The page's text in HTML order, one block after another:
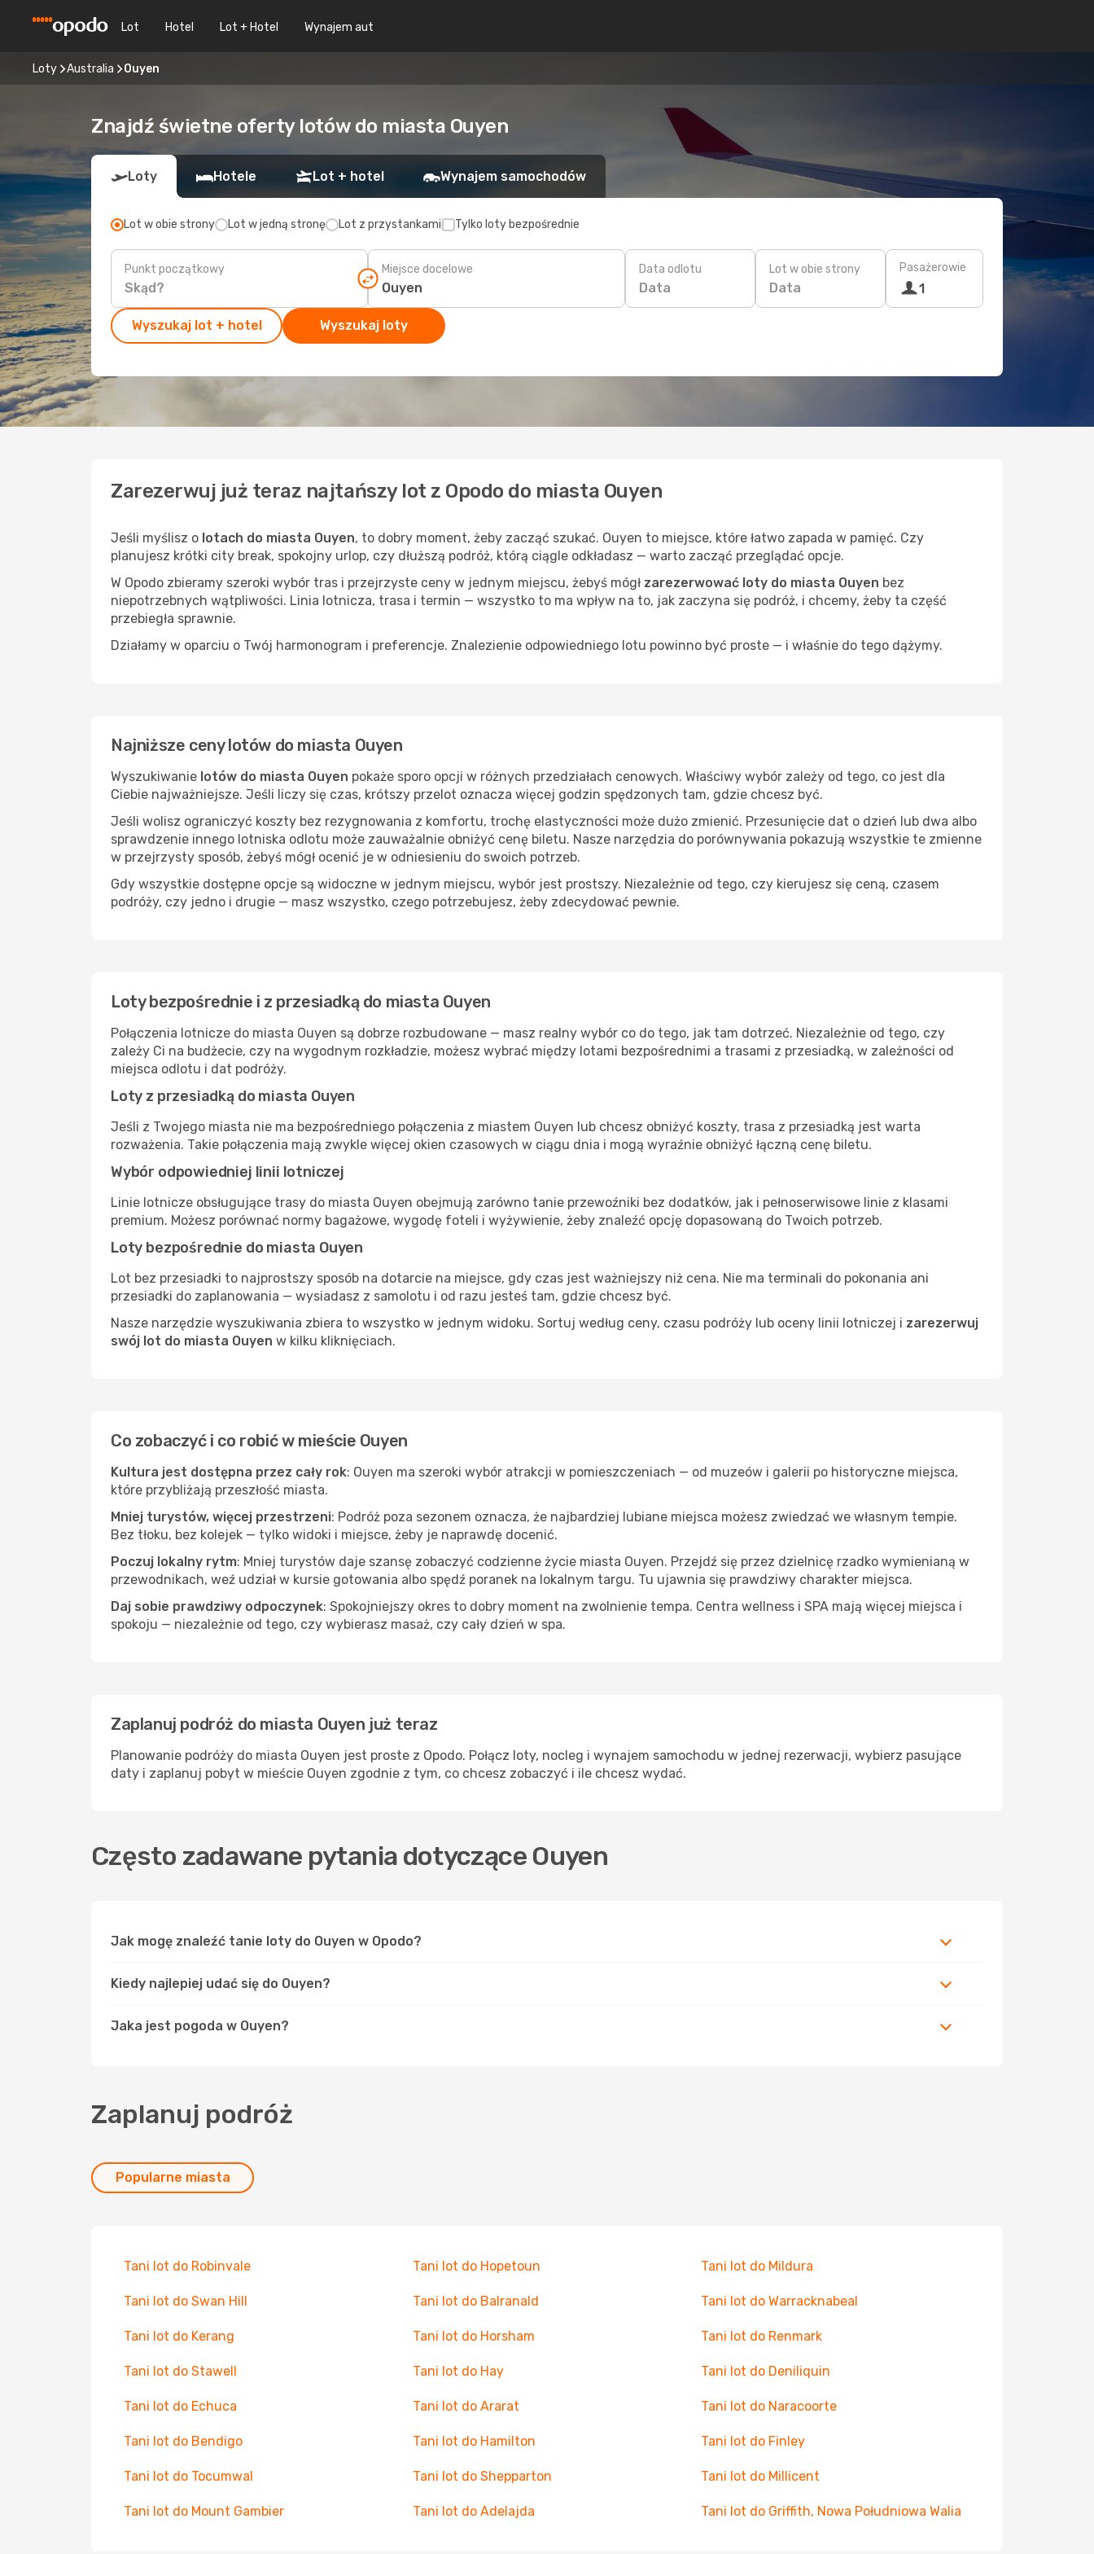
Lot Hotel Lot + Hotel Wynajem aut
Loty Australia Ouyen
Znajdź świetne oferty lotów do miasta Ouyen
Loty Hotele Lot + hotel Wynajem samochodów
Lot w obie strony Lot w jedną stronę Lot z przystankami Tylko loty bezpośrednie
Punkt początkowy Miejsce docelowe Data odlotu
Data
Lot w obie strony
Data
Pasażerowie
1
Wyszukaj lot + hotel Wyszukaj loty
Zarezerwuj już teraz najtańszy lot z Opodo do miasta Ouyen
Jeśli myślisz o lotach do miasta Ouyen, to dobry moment, żeby zacząć szukać. Ouyen to miejsce, które łatwo zapada w pamięć. Czy
planujesz krótki city break, spokojny urlop, czy dłuższą podróż, którą ciągle odkładasz — warto zacząć przeglądać opcje.
W Opodo zbieramy szeroki wybór tras i przejrzyste ceny w jednym miejscu, żebyś mógł zarezerwować loty do miasta Ouyen bez
niepotrzebnych wątpliwości. Linia lotnicza, trasa i termin — wszystko to ma wpływ na to, jak zaczyna się podróż, i chcemy, żeby ta część
przebiegła sprawnie.
Działamy w oparciu o Twój harmonogram i preferencje. Znalezienie odpowiedniego lotu powinno być proste — i właśnie do tego dążymy.
Najniższe ceny lotów do miasta Ouyen
Wyszukiwanie lotów do miasta Ouyen pokaże sporo opcji w różnych przedziałach cenowych. Właściwy wybór zależy od tego, co jest dla
Ciebie najważniejsze. Jeśli liczy się czas, krótszy przelot oznacza więcej godzin spędzonych tam, gdzie chcesz być.
Jeśli wolisz ograniczyć koszty bez rezygnowania z komfortu, trochę elastyczności może dużo zmienić. Przesunięcie dat o dzień lub dwa albo
sprawdzenie innego lotniska odlotu może zauważalnie obniżyć cenę biletu. Nasze narzędzia do porównywania pokazują wszystkie te zmienne
w przejrzysty sposób, żebyś mógł ocenić je w odniesieniu do swoich potrzeb.
Gdy wszystkie dostępne opcje są widoczne w jednym miejscu, wybór jest prostszy. Niezależnie od tego, czy kierujesz się ceną, czasem
podróży, czy jedno i drugie — masz wszystko, czego potrzebujesz, żeby zdecydować pewnie.
Loty bezpośrednie i z przesiadką do miasta Ouyen
Połączenia lotnicze do miasta Ouyen są dobrze rozbudowane — masz realny wybór co do tego, jak tam dotrzeć. Niezależnie od tego, czy
zależy Ci na budżecie, czy na wygodnym rozkładzie, możesz wybrać między lotami bezpośrednimi a trasami z przesiadką, w zależności od
miejsca odlotu i dat podróży.
Loty z przesiadką do miasta Ouyen
Jeśli z Twojego miasta nie ma bezpośredniego połączenia z miastem Ouyen lub chcesz obniżyć koszty, trasa z przesiadką jest warta
rozważenia. Takie połączenia mają zwykle więcej okien czasowych w ciągu dnia i mogą wyraźnie obniżyć łączną cenę biletu.
Wybór odpowiedniej linii lotniczej
Linie lotnicze obsługujące trasy do miasta Ouyen obejmują zarówno tanie przewoźniki bez dodatków, jak i pełnoserwisowe linie z klasami
premium. Możesz porównać normy bagażowe, wygodę foteli i wyżywienie, żeby znaleźć opcję dopasowaną do Twoich potrzeb.
Loty bezpośrednie do miasta Ouyen
Lot bez przesiadki to najprostszy sposób na dotarcie na miejsce, gdy czas jest ważniejszy niż cena. Nie ma terminali do pokonania ani
przesiadki do zaplanowania — wysiadasz z samolotu i od razu jesteś tam, gdzie chcesz być.
Nasze narzędzie wyszukiwania zbiera to wszystko w jednym widoku. Sortuj według ceny, czasu podróży lub oceny linii lotniczej i zarezerwuj
swój lot do miasta Ouyen w kilku kliknięciach.
Co zobaczyć i co robić w mieście Ouyen
Kultura jest dostępna przez cały rok: Ouyen ma szeroki wybór atrakcji w pomieszczeniach — od muzeów i galerii po historyczne miejsca,
które przybliżają przeszłość miasta.
Mniej turystów, więcej przestrzeni: Podróż poza sezonem oznacza, że najbardziej lubiane miejsca możesz zwiedzać we własnym tempie.
Bez tłoku, bez kolejek — tylko widoki i miejsce, żeby je naprawdę docenić.
Poczuj lokalny rytm: Mniej turystów daje szansę zobaczyć codzienne życie miasta Ouyen. Przejdź się przez dzielnicę rzadko wymienianą w
przewodnikach, weź udział w kursie gotowania albo spędź poranek na lokalnym targu. Tu ujawnia się prawdziwy charakter miejsca.
Daj sobie prawdziwy odpoczynek: Spokojniejszy okres to dobry moment na zwolnienie tempa. Centra wellness i SPA mają więcej miejsca i
spokoju — niezależnie od tego, czy wybierasz masaż, czy cały dzień w spa.
Zaplanuj podróż do miasta Ouyen już teraz
Planowanie podróży do miasta Ouyen jest proste z Opodo. Połącz loty, nocleg i wynajem samochodu w jednej rezerwacji, wybierz pasujące
daty i zaplanuj pobyt w mieście Ouyen zgodnie z tym, co chcesz zobaczyć i ile chcesz wydać.
Często zadawane pytania dotyczące Ouyen
Jak mogę znaleźć tanie loty do Ouyen w Opodo?
Kiedy najlepiej udać się do Ouyen?
Jaka jest pogoda w Ouyen?
Zaplanuj podróż
Popularne miasta
Tani lot do Robinvale Tani lot do Hopetoun Tani lot do Mildura
Tani lot do Swan Hill Tani lot do Balranald Tani lot do Warracknabeal
Tani lot do Kerang Tani lot do Horsham Tani lot do Renmark
Tani lot do Stawell Tani lot do Hay Tani lot do Deniliquin
Tani lot do Echuca Tani lot do Ararat Tani lot do Naracoorte
Tani lot do Bendigo Tani lot do Hamilton Tani lot do Finley
Tani lot do Tocumwal Tani lot do Shepparton Tani lot do Millicent
Tani lot do Mount Gambier Tani lot do Adelajda Tani lot do Griffith, Nowa Południowa Walia